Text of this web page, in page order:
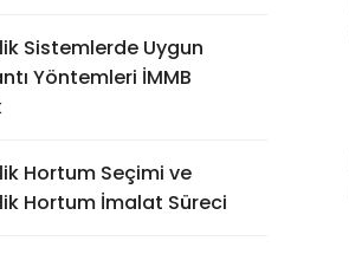
Sistemlerde Uygun
Yöntemleri İMMB
Hortum Seçimi ve
Hortum İmalat Süreci